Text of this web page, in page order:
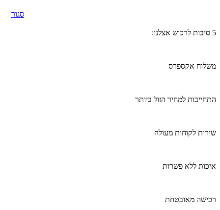
סגור
5 סיבות לרכוש אצלנו:
משלוח אקספרס
התחייבות למחיר הזול ביותר
שירות לקוחות מעולה
איכות ללא פשרות
רכישה מאובטחת